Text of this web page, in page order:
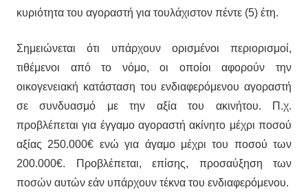
κυριότητα του αγοραστή για τουλάχιστον πέντε (5) έτη.
Σημειώνεται ότι υπάρχουν ορισμένοι περιορισμοί,
τιθέμενοι από το νόμο, οι οποίοι αφορούν την
οικογενειακή κατάσταση του ενδιαφερόμενου αγοραστή
σε συνδυασμό με την αξία του ακινήτου. Π.χ.
προβλέπεται για έγγαμο αγοραστή ακίνητο μέχρι ποσού
αξίας 250.000€ ενώ για άγαμο μέχρι του ποσού των
200.000€. Προβλέπεται, επίσης, προσαύξηση των
ποσών αυτών εάν υπάρχουν τέκνα του ενδιαφερόμενου.